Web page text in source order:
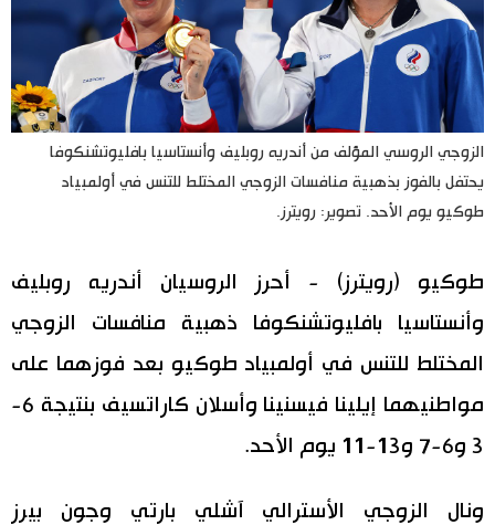
الأقسام
صور
أشخاص
سياسة
اقتصاد
الأكثر تفاعلا
اللغة اليابانية
هو وهي
المطبخ الياباني
تواصل معنا
الزوجي الروسي المؤلف من أندريه روبليف وأنستاسيا بافليوتشنكوفا
يحتفل بالفوز بذهبية منافسات الزوجي المختلط للتنس في أولمبياد
طوكيو يوم الأحد. تصوير: رويترز.
طوكيو (رويترز) - أحرز الروسيان أندريه روبليف
وأنستاسيا بافليوتشنكوفا ذهبية منافسات الزوجي
المختلط للتنس في أولمبياد طوكيو بعد فوزهما على
مواطنيهما إيلينا فيسنينا وأسلان كاراتسيف بنتيجة 6-
3 و6-7 و13-11 يوم الأحد.
ونال الزوجي الأسترالي آشلي بارتي وجون بيرز